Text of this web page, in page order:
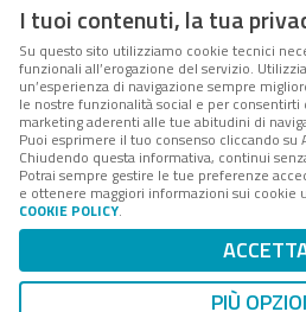
Forumpa.itè una
presso Registro della stampa
Reg. n. 182 del 2 maggio 2008
Stentella
FPA s.r.l. è società
Coordinamento da parte di
è un'azienda certificata per il
Codice Fiscale/Partita IVA n.
n. 1249791.
Mappa del
I tuoi contenuti, la tua
Su questo sito utilizziamo cookie tecnici
funzionali all’erogazione del servizio.
un’esperienza di navigazione sempre
le nostre funzionalità social e per
marketing aderenti alle tue abitudini di
Puoi esprimere il tuo consenso cliccando su
Chiudendo questa informativa, continui
Potrai sempre gestire le tue preferenze
e ottenere maggiori informazioni sui cookie
COOKIE POLICY.
PIÙ